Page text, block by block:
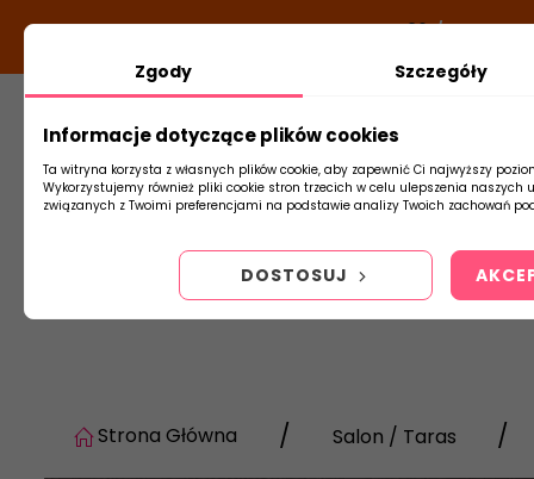
DODATKOWY RABAT Z KODEM:NEWLOOK26/TUBADZIN
Płytki
Strona Główna Salon / Taras
Zgody Szczegóły
Informacje dotyczące plików cookies
Ta witryna korzysta z własnych plików cookie, aby zapewnić Ci najwyższy
Wykorzystujemy również pliki cookie stron trzecich w celu ulepszenia
związanych z Twoimi preferencjami na podstawie analizy Twoich zachowań
DOSTOSUJ